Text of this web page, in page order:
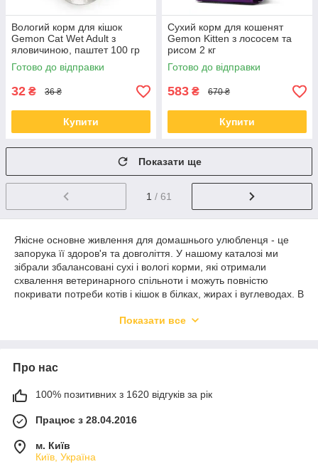
Вологий корм для кішок
Gemon Cat Wet Adult з
яловичиною, паштет 100 гр
від 5 шт.
Готово до відправки
32 ₴ 36 ₴
Купити
Сухий корм для кошенят
Gemon Kitten з лососем та
рисом 2 кг
Готово до відправки
583 ₴ 670 ₴
Купити
Показати ще
1 / 61
Якісне основне живлення для домашнього улюбленця - це
запорука її здоров'я та довголіття. У нашому каталозі ми
зібрали збалансовані сухі і вологі корми, які отримали
схвалення ветеринарного спільноти і можуть повністю
покривати потреби котів і кішок в білках, жирах і вуглеводах. В
пройшли процедуру стерилізації.
На звання «кращий корм» може претендувати продукт, який
відповідає його смаковим уподобанням. Саме тому в нашому
цінність та склад.
Показати все
Про нас
100% позитивних з 1620 відгуків за рік
Працює з 28.04.2016
м. Київ
Київ, Україна